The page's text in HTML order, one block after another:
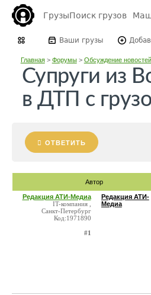
ГрузыПоиск грузов
Ваши грузы
Главная> Форумы> Обсуждение новостей
Супруги из
в ДТП с
ОТВЕТИТЬ
Автор
Редакция АТИ-Медиа
IT-компания ,
Санкт-Петербург
Код:1971890
#1
Редакция АТИ-
Медиа